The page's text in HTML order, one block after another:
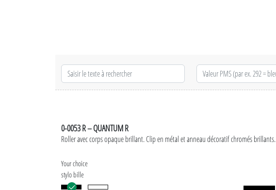
0-0053 R – QUANTUM R
Roller avec corps opaque brillant. Clip en métal et anneau décoratif chromés brillants.
Your choice
stylo bille